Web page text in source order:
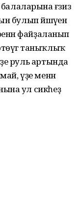
ғәзиз
булып йәшәүен
файҙаланып
таныҡлыҡ
руль артында
үҙе менән
ул сикһеҙ